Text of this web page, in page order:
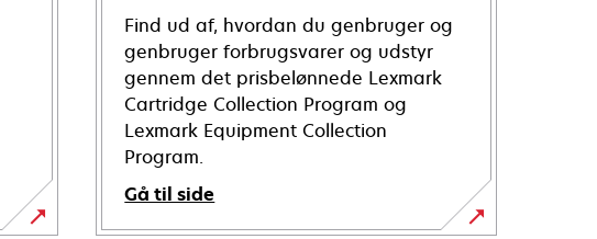
Find ud af, hvordan du genbruger og
genbruger forbrugsvarer og udstyr
gennem det prisbelønnede Lexmark
Cartridge Collection Program og
Lexmark Equipment Collection
Program.
Gå til side